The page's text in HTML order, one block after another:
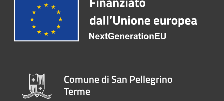
Comune di San Pellegrino
Terme